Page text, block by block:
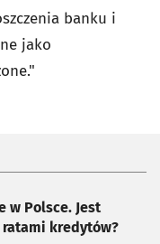
banku i
jako
w Polsce. Jest
ratami kredytów?